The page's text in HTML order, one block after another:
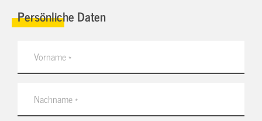
Persönliche Daten